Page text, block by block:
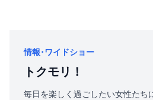
情報･ワイドショー
トクモリ！
毎日を楽しく過ごしたい女性たち